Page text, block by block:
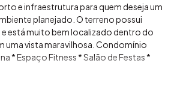
e infraestrutura para quem deseja um
planejado. O terreno possui
e está muito bem localizado dentro do
uma vista maravilhosa. Condomínio
* Espaço Fitness * Salão de Festas *
Playground * Quadra Poliesportiva *
* Áreas Verdes O condomínio fica